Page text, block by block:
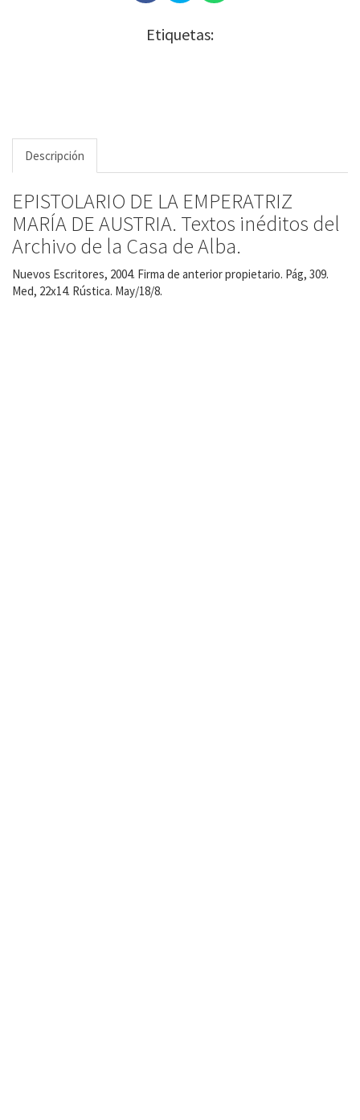
Etiquetas:
Descripción
EPISTOLARIO DE LA EMPERATRIZ
MARÍA DE AUSTRIA. Textos inéditos del
Archivo de la Casa de Alba.
Nuevos Escritores, 2004. Firma de anterior propietario. Pág, 309.
Med, 22x14. Rústica. May/18/8.